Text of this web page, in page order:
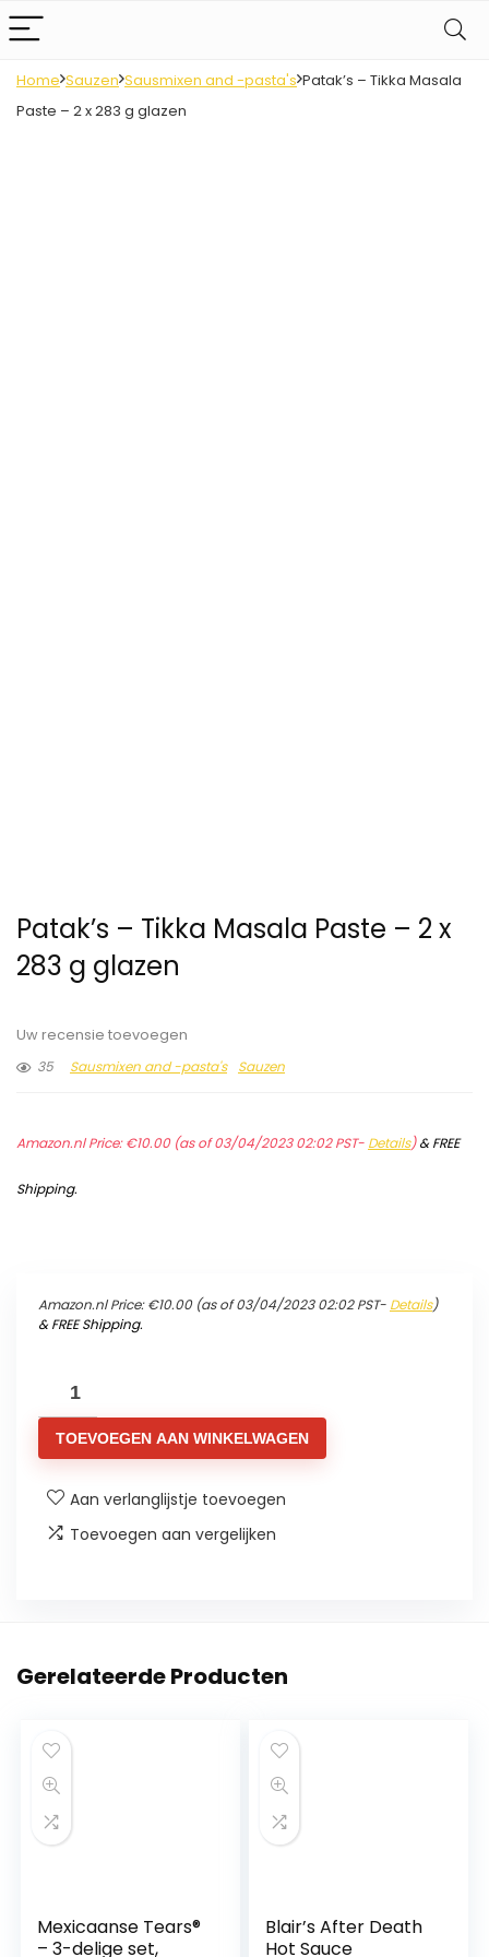
Home Sauzen Sausmixen and -pasta's Patak’s – Tikka Masala
Paste – 2 x 283 g glazen
Patak’s – Tikka Masala Paste – 2 x
283 g glazen
Uw recensie toevoegen
35
Sausmixen and -pasta's Sauzen
Amazon.nl Price:€10.00(as of 03/04/2023 02:02 PST- Details)&FREE
Shipping.
Amazon.nl Price:€10.00(as of 03/04/2023 02:02 PST- Details)
&FREE Shipping.
Patak's
-
Tikka
Paste
glazen
TOEVOEGEN AAN WINKELWAGEN
Aan verlanglijstje toevoegen
Toevoegen aan vergelijken
Gerelateerde Producten
Mexicaanse Tears®
– 3-delige set,
Blair’s After Death
Hot Sauce